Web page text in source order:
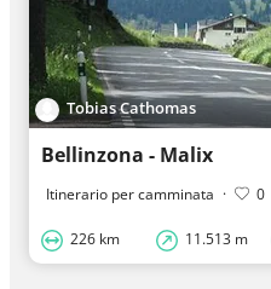
Tobias Cathomas
Bellinzona - Malix
Itinerario per camminata · 0
226 km 11.513 m